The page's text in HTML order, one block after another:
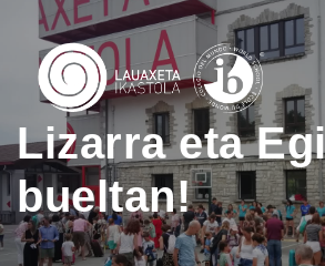
Lizarra eta
bueltan!